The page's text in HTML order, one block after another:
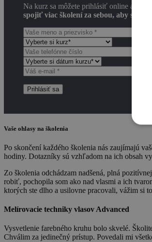
Na kurz sa môžete prihlásiť online alebo
spojiť viac školení za sebou, aby ste
Vaše ohlasy na školenia
Po skončení každého školenia nás zaujímajú
hodiny. Dotazníky sú vzhľadom na ich obsah
Zo školenia odchádzam nadšená, plná
robiť, pochopila som ako nad vlasmi a ich
ktorých ste dlho a usilovne pracovali, vážim si
Melírovacie techniky vlasov Advanced
Vysvetlenie farebného kruhu bolo skvelé.
Chválim za jedinečný prístup. Povedali mi